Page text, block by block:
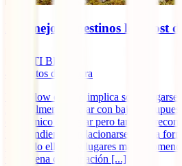
Los mejores destinos low cost
IATI Blog
minutos de lectura
Viajar low cost no implica solo cargarse
Normalmente, viajar con bajo
económico de viajar pero también
independiente y relacionarse de una
Por todo ello, hay lugares más
una buena combinación [...]